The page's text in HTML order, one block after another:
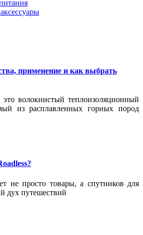
применение и как выбрать
волокнистый теплоизоляционный
из расплавленных горных пород
не просто товары, а спутников для
дух путешествий